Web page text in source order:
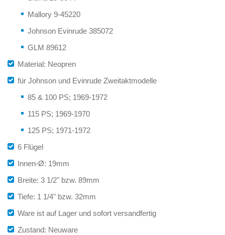
Mallory 9-45220
Johnson Evinrude 385072
GLM 89612
Material: Neopren
für Johnson und Evinrude Zweitaktmodelle
85 & 100 PS; 1969-1972
115 PS; 1969-1970
125 PS; 1971-1972
6 Flügel
Innen-Ø: 19mm
Breite: 3 1/2" bzw. 89mm
Tiefe: 1 1/4" bzw. 32mm
Ware ist auf Lager und sofort versandfertig
Zustand: Neuware